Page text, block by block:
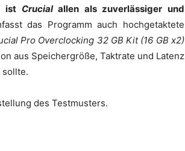
ist Crucialallen als zuverlässiger und
das Programm auch hochgetaktete
Pro Overclocking 32 GB Kit (16 GB x2)
aus Speichergröße, Taktrate und Latenz
sollte.
des Testmusters.